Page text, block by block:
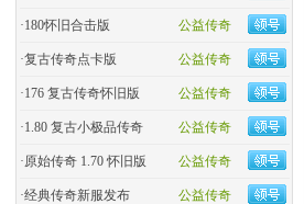
公益传奇
·180怀旧合击版
公益传奇
·复古传奇点卡版
公益传奇
·176 复古传奇怀旧版
公益传奇
·1.80 复古小极品传奇
公益传奇
·原始传奇 1.70 怀旧版
公益传奇
·经典传奇新服发布